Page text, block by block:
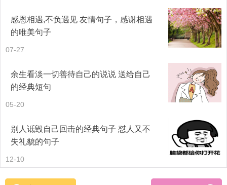
24、世界很大，风景很美，机会很多，人生很短，不要蜷缩
在一小块阴影里。晚安！
25、地震了？海啸了？世界末日要到了？涨停了？跌停了？
股市开始胡闹了？通知了？公告了？油价又要上涨了？安静
点！放松点！可以停止胡思乱想了！美美的睡上一觉，一切
26、晨曦之前的启明星，是我的双眼；朝霞之前的晨露，是
我的泪水；黄昏之前的夕阳，是你的温暖；黑夜之前的黄
昏，是你的晚安。朝朝暮暮，思念悠长！
感恩相遇,不负遇见 友情句子，感谢相遇
的唯美句子
07-27
余生看淡一切善待自己的说说 送给自己
的经典短句
05-20
别人诋毁自己回击的经典句子 怼人又不
失礼貌的句子
12-10